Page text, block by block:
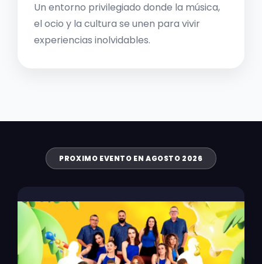
Un entorno privilegiado donde la música,
el ocio y la cultura se unen para vivir
experiencias inolvidables.
PROXIMO EVENTO EN AGOSTO 2026